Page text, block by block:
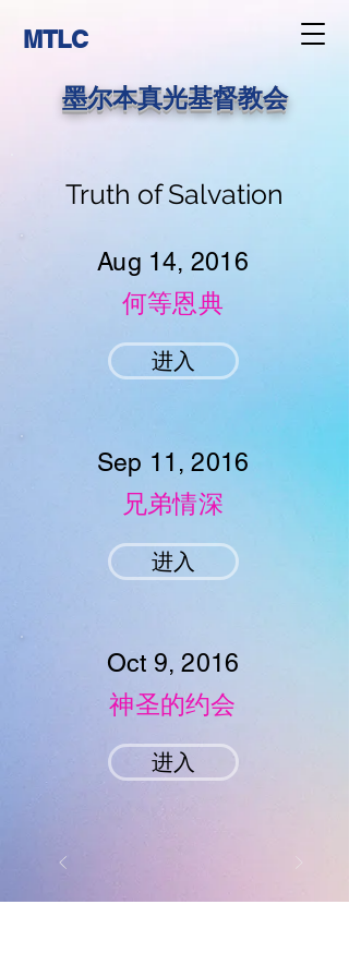
MTLC
墨尔本真光基督教会
Truth of Salvation
Aug 14, 2016
何等恩典
进入
Sep 11, 2016
兄弟情深
进入
Oct 9, 2016
神圣的约会
进入